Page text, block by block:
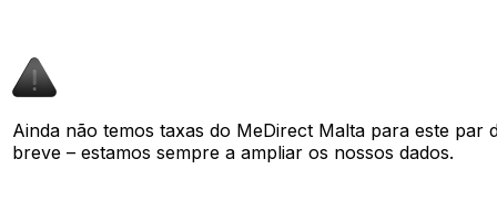
Ainda não temos taxas do MeDirect Malta para este
breve – estamos sempre a ampliar os nossos dados.